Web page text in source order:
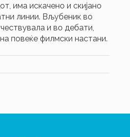
има искачено и скијано
линии. Вљубеник во
и во дебати,
повеќе филмски настани.